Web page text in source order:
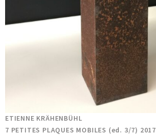
ETIENNE KRÄHENBÜHL
7 PETITES PLAQUES MOBILES (ed. 3/7) 2017